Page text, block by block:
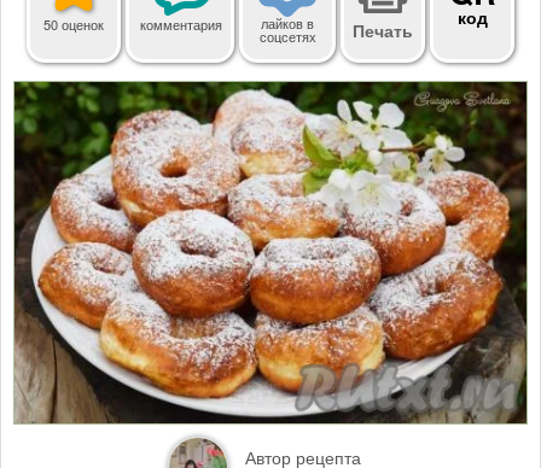
50 оценок комментария лайковв
соцсетях Печать
код
Автор рецепта